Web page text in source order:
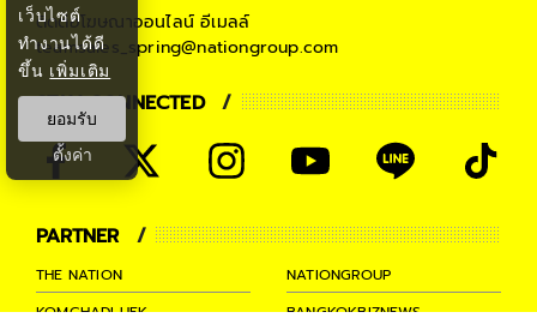
ติดต่อโฆษณาออนไลน์ อีเมลล์
teamsales_spring@nationgroup.com
STAY CONNECTED
PARTNER
THE NATION
NATIONGROUP
KOMCHADLUEK
BANGKOKBIZNEWS
เว็บไซต์
ทำงานได้ดี
ขึ้น เพิ่มเติม
ยอมรับ
ตั้งค่า